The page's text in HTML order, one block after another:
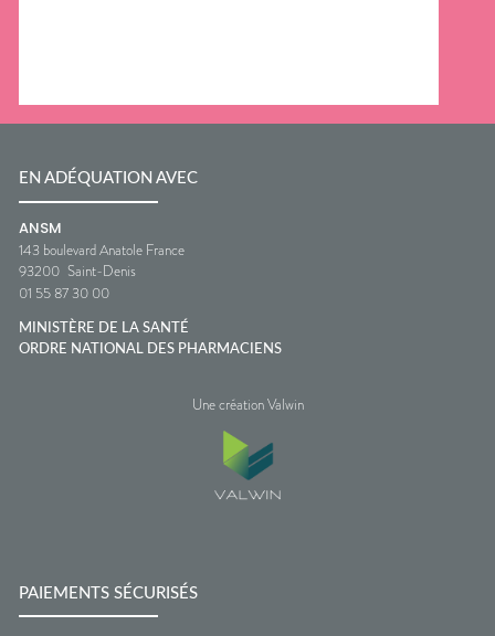
EN ADÉQUATION AVEC
ANSM
143 boulevard Anatole France
93200 Saint-Denis
01 55 87 30 00
MINISTÈRE DE LA SANTÉ
ORDRE NATIONAL DES PHARMACIENS
Une création Valwin
PAIEMENTS SÉCURISÉS